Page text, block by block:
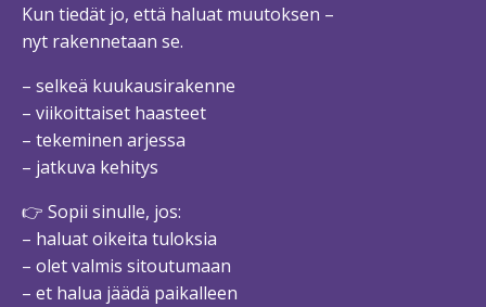
Kun tiedät jo, että haluat muutoksen –
nyt rakennetaan se.
– selkeä kuukausirakenne
– viikoittaiset haasteet
– tekeminen arjessa
– jatkuva kehitys
👉 Sopii sinulle, jos:
– haluat oikeita tuloksia
– olet valmis sitoutumaan
– et halua jäädä paikalleen